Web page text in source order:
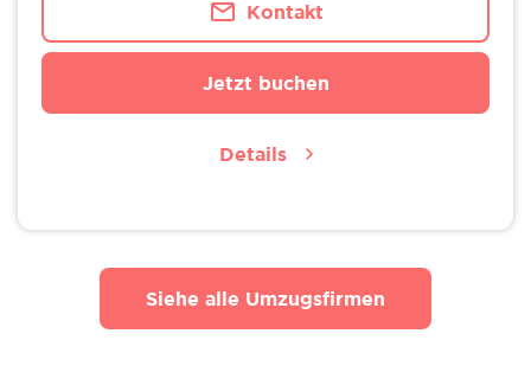
Kontakt
Jetzt buchen
Details
Siehe alle Umzugsfirmen